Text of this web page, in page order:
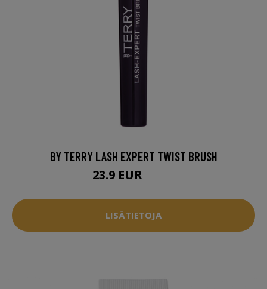
BY TERRY LASH EXPERT TWIST BRUSH
23.9 EUR
LISÄTIETOJA